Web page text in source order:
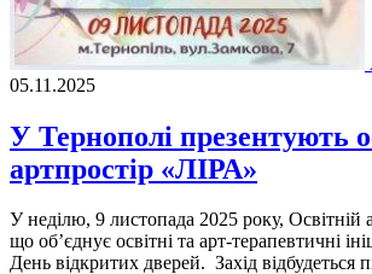
05.11.2025
У Тернополі презентують
артпростір «ЛІРА»
У неділю, 9 листопада 2025 року, Освітній
що об’єднує освітні та арт-терапевтичні
День відкритих дверей. Захід відбудеться